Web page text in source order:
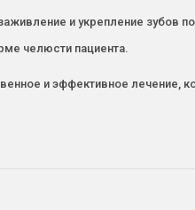
и укрепление зубов
челюсти пациента.
и эффективное лечение,